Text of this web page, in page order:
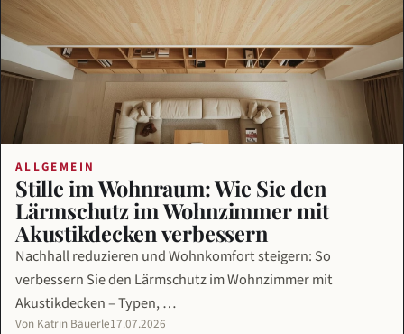
ALLGEMEIN
Stille im Wohnraum: Wie Sie den
Lärmschutz im Wohnzimmer mit
Akustikdecken verbessern
Nachhall reduzieren und Wohnkomfort steigern: So
verbessern Sie den Lärmschutz im Wohnzimmer mit
Akustikdecken – Typen, …
Von Katrin Bäuerle17.07.2026